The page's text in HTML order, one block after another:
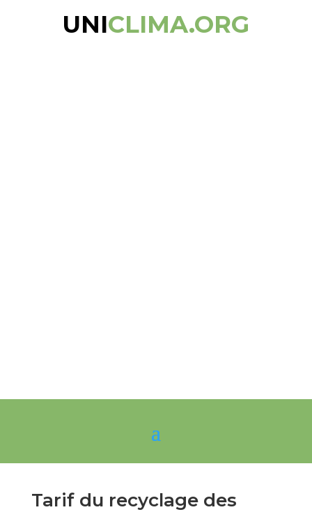
UNICLIMA.ORG
Tarif du recyclage des